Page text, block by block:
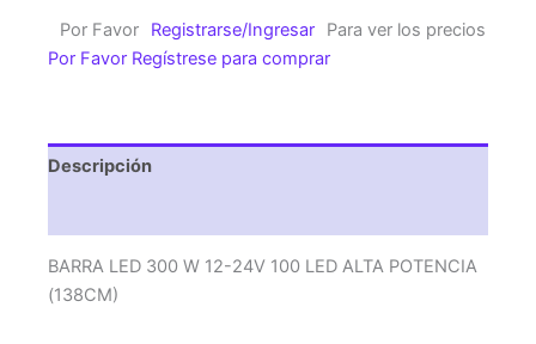
12-
24V
ALTA
POTENCIA
cantidad
Por Favor Registrarse/Ingresar
Para ver los precios
Por Favor Regístrese para comprar
Descripción
BARRA LED 300 W 12-24V 100 LED ALTA POTENCIA
(138CM)